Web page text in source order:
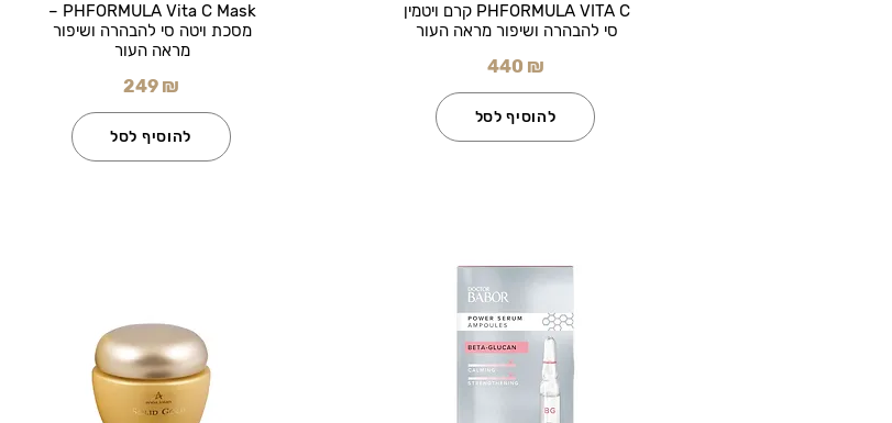
PHFORMULA Vita C Mask –
מסכת ויטה סי להבהרה ושיפור
מראה העור
249 ₪
להוסיף לסל
PHFORMULA VITA C קרם ויטמין
סי להבהרה ושיפור מראה העור
440 ₪
להוסיף לסל